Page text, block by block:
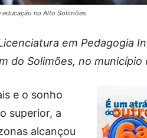
no Alto Solimões
em Pedagogia
do Solimões, no município
e o sonho
superior, a
alcançou